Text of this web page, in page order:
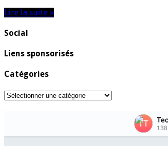
Lire la suite »
Social
Liens sponsorisés
Catégories
Catégories